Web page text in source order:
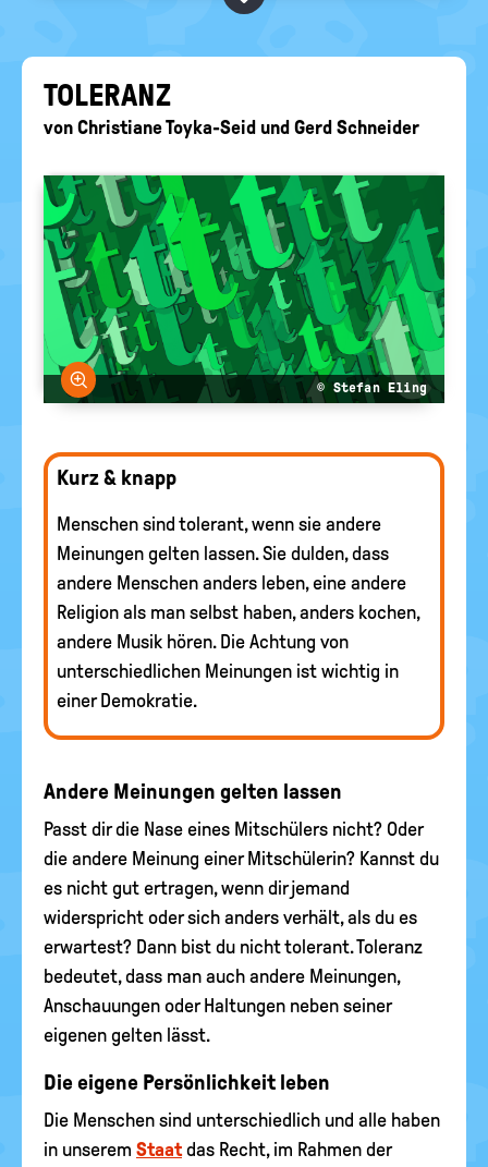
politische
EURE AKTUELLEN FRAGEN...
TO­LE­RANZ
von Christiane Toyka-Seid und Gerd Schneider
Bild vergrößern
© Stefan Eling
Kurz & knapp
Menschen sind tolerant, wenn sie andere
Meinungen gelten lassen. Sie dulden, dass
andere Menschen anders leben, eine andere
Religion als man selbst haben, anders kochen,
andere Musik hören. Die Achtung von
unterschiedlichen Meinungen ist wichtig in
einer Demokratie.
Andere Meinungen gelten lassen
Passt dir die Nase eines Mitschülers nicht? Oder
die andere Meinung einer Mitschülerin? Kannst du
es nicht gut ertragen, wenn dir jemand
widerspricht oder sich anders verhält, als du es
erwartest? Dann bist du nicht tolerant. Toleranz
bedeutet, dass man auch andere Meinungen,
Anschauungen oder Haltungen neben seiner
eigenen gelten lässt.
Die eigene Persönlichkeit leben
Die Menschen sind unterschiedlich und alle haben
in unserem Staatdas Recht, im Rahmen der